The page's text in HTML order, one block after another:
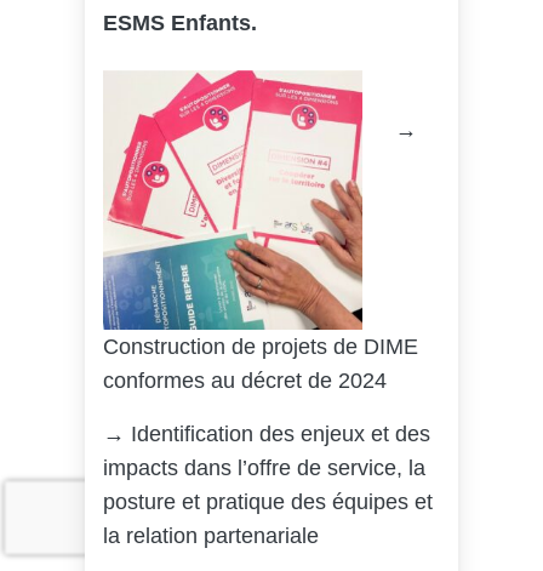
ESMS Enfants.
→
Construction de projets de DIME
conformes au décret de 2024
→ Identification des enjeux et des
impacts dans l’offre de service, la
posture et pratique des équipes et
la relation partenariale